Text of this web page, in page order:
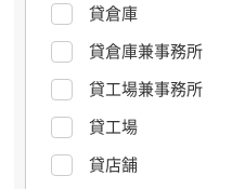
貸倉庫
貸倉庫兼事務所
貸工場兼事務所
貸工場
貸店舗